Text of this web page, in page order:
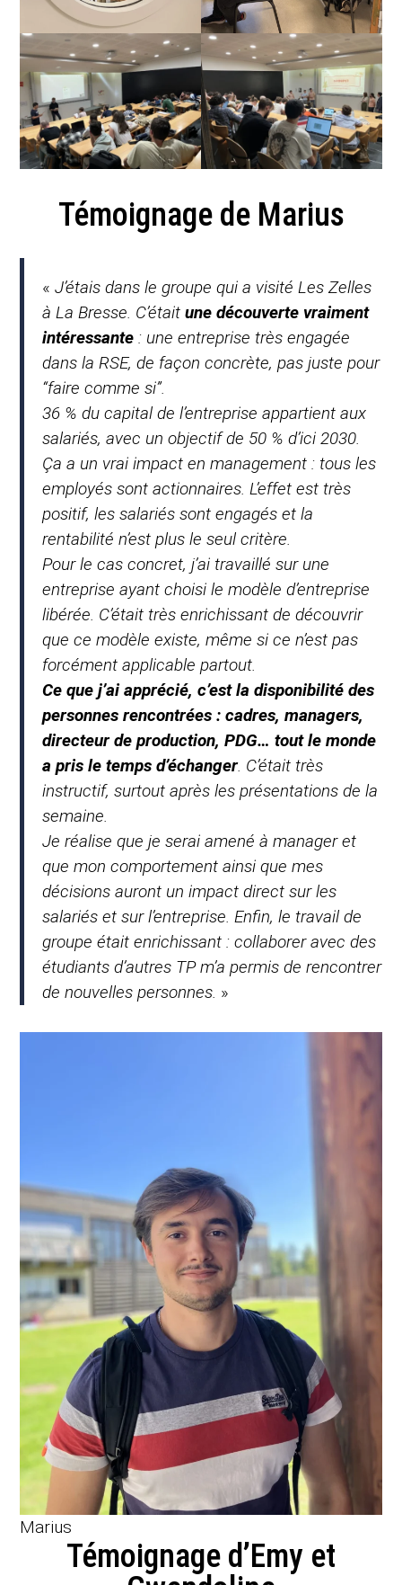
Témoignage de Marius
«J’étais dans le groupe qui a visité Les Zelles
à La Bresse. C’étaitune découverte vraiment
intéressante : une entreprise très engagée
dans la RSE, de façon concrète, pas juste pour
“faire comme si”.
36 % du capital de l’entreprise appartient aux
salariés, avec un objectif de 50 % d’ici 2030.
Ça a un vrai impact en management : tous les
employés sont actionnaires. L’effet est très
positif, les salariés sont engagés et la
rentabilité n’est plus le seul critère.
Pour le cas concret, j’ai travaillé sur une
entreprise ayant choisi le modèle d’entreprise
libérée. C’était très enrichissant de découvrir
que ce modèle existe, même si ce n’est pas
forcément applicable partout.
Ce que j’ai apprécié, c’est la disponibilité des
personnes rencontrées : cadres, managers,
directeur de production, PDG… tout le monde
a pris le temps d’échanger. C’était très
instructif, surtout après les présentations de la
semaine.
Je réalise que je serai amené à manager et
que mon comportement ainsi que mes
décisions auront un impact direct sur les
salariés et sur l’entreprise. Enfin, le travail de
groupe était enrichissant : collaborer avec des
étudiants d’autres TP m’a permis de rencontrer
de nouvelles personnes. »
Marius
Témoignage d’Emy et